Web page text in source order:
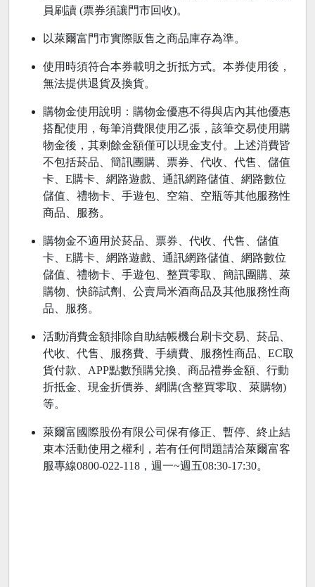
員刷讀 (票券須讓門市回收)。
以萊爾富門市實際販售之商品庫存為準。
使用時須符合本券載明之折抵方式。本券使用後，
無法提供退貨及換貨。
購物金使用說明：購物金優惠不得與店內其他優惠
搭配使用，每筆消費限使用乙張，該筆交易使用購
物金後，其剩餘金額僅可以現金支付。上述消費皆
不包括菸品、簡訊團購、票券、代收、代售、儲值
卡、E購卡、網路遊戲、通訊網路儲值、網路數位
儲值、禮物卡、手遊包、空箱、空瓶等其他服務性
商品、服務。
購物金不適用於菸品、票券、代收、代售、儲值
卡、E購卡、網路遊戲、通訊網路儲值、網路數位
儲值、禮物卡、手遊包、整買零取、簡訊團購、萊
購物、快篩試劑、公賣局米酒商品及其他服務性商
品、服務。
活動消費金額排除自助結帳機台刷卡交易、菸品、
代收、代售、服務費、手續費、服務性商品、EC取
貨付款、APP點數預購兌換、商品禮券金額、行動
折抵金、現金折價券、網購(含整買零取、萊購物)
等。
萊爾富國際股份有限公司保有修正、暫停、終止結
束本活動使用之權利，若有任何問題請洽萊爾富客
服專線0800-022-118，週一~週五08:30-17:30。